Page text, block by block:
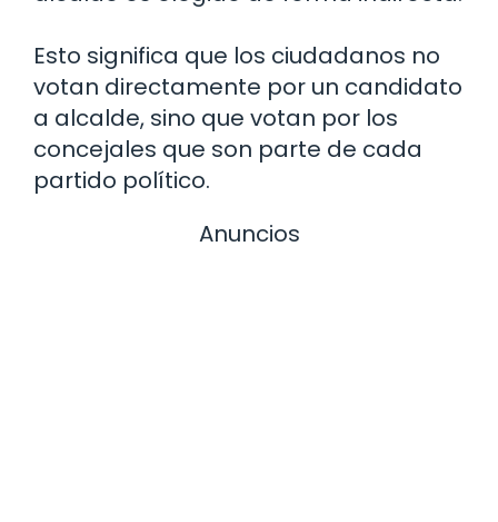
Esto significa que los ciudadanos no
votan directamente por un candidato
a alcalde, sino que votan por los
concejales que son parte de cada
partido político.
Anuncios